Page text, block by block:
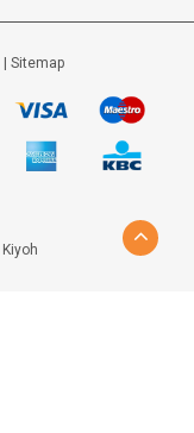
| Sitemap
Kiyoh